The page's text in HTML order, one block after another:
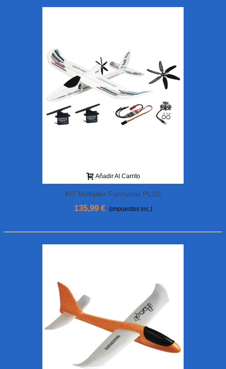
Añadir Al Carrito
KIT Multiplex Funnystar PLUS
135,99 € (impuestos inc.)